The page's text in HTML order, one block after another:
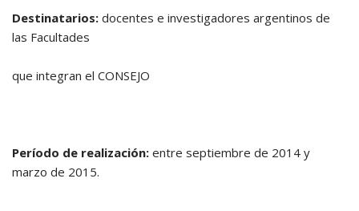
Destinatarios: docentes e investigadores argentinos de
las Facultades
que integran el CONSEJO
Período de realización: entre septiembre de 2014 y
marzo de 2015.